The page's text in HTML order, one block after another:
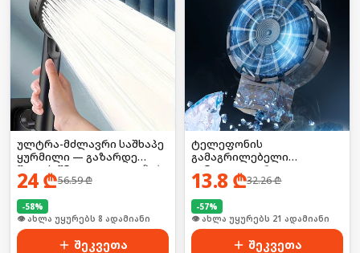
ულტრა-მძლავრი საშხაპე
ყურმილი — გაზარდე
წყლის წნევა 300%-ით! 🚀💧
24₾56.59₾
-58%
👁 ახლა უყურებს 8 ადამიანი
შეკვეთა
ტელეფონის
გამაგრილებელი
ვინტილატორი
13.8 ₾32.26₾
-57%
👁 ახლა უყურებს 21 ადამიანი
შეკვეთა